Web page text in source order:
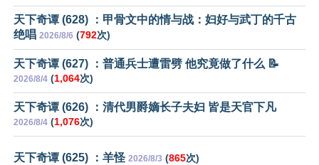
天下奇谭 (628) ：甲骨文中的情与战：妇好与武丁的千古
绝唱 2026/8/6 (792次)
天下奇谭 (627) ：普通兵士遭雷劈 他究竟做了什么 📝
2026/8/4 (1,064次)
天下奇谭 (626) ：清代男爵嫡长子夫妇 皆是天官下凡
2026/8/4 (1,076次)
天下奇谭 (625) ：羊怪 2026/8/3 (865次)